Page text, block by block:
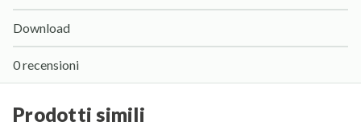
Download
0 recensioni
prodotti simili